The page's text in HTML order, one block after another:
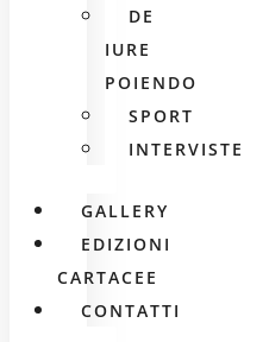
DE
IURE
POIENDO
SPORT
INTERVISTE
GALLERY
EDIZIONI
CARTACEE
CONTATTI